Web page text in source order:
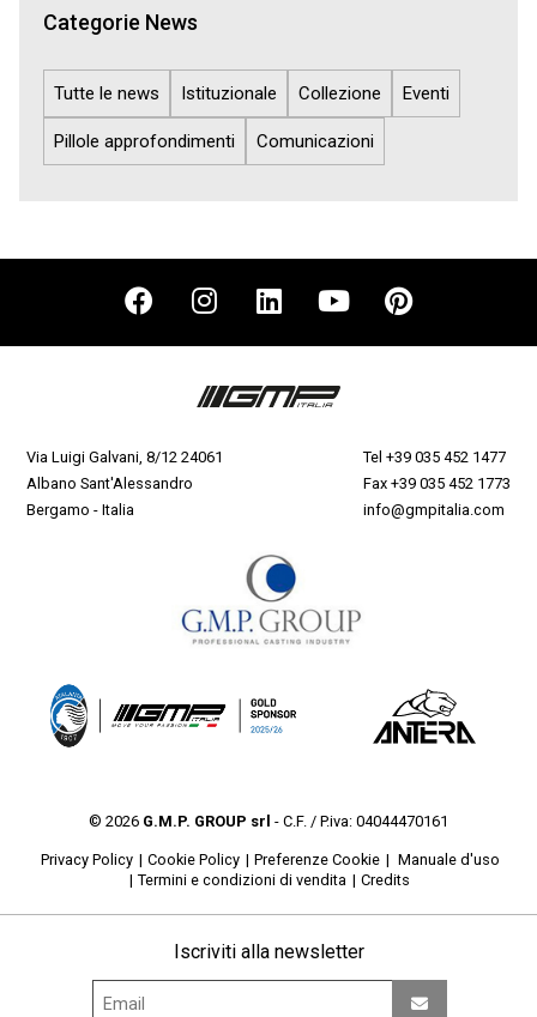
Categorie News
Tutte le news Istituzionale Collezione Eventi
Pillole approfondimenti Comunicazioni
Via Luigi Galvani, 8/12 24061
Albano Sant'Alessandro
Bergamo - Italia
Tel +39 035 452 1477
Fax +39 035 452 1773
info@gmpitalia.com
© 2026 G.M.P. GROUP srl - C.F. / P.iva: 04044470161
Privacy Policy Cookie Policy Preferenze Cookie
Manuale d'uso
Termini e condizioni di vendita
Credits
Iscriviti alla newsletter